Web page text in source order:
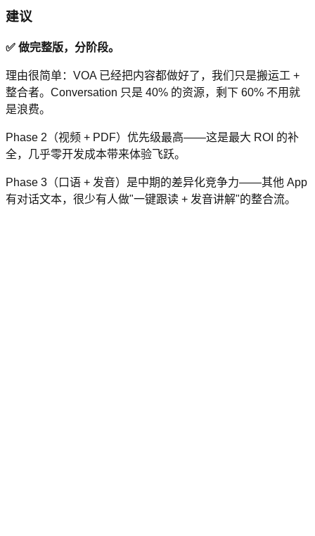
建议
✅ 做完整版，分阶段。
理由很简单：VOA 已经把内容都做好了，我们只是搬运工 +
整合者。Conversation 只是 40% 的资源，剩下 60% 不用就
是浪费。
Phase 2（视频 + PDF）优先级最高——这是最大 ROI 的补
全，几乎零开发成本带来体验飞跃。
Phase 3（口语 + 发音）是中期的差异化竞争力——其他 App
有对话文本，很少有人做"一键跟读 + 发音讲解"的整合流。